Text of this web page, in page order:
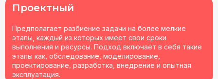
Проектный
Предполагает разбиение задачи на более мелкие
этапы, каждый из которых имеет свои сроки
выполнения и ресурсы. Подход включает в себя такие
этапы как, обследование, моделирование,
проектирование, разработка, внедрение и опытная
эксплуатация.